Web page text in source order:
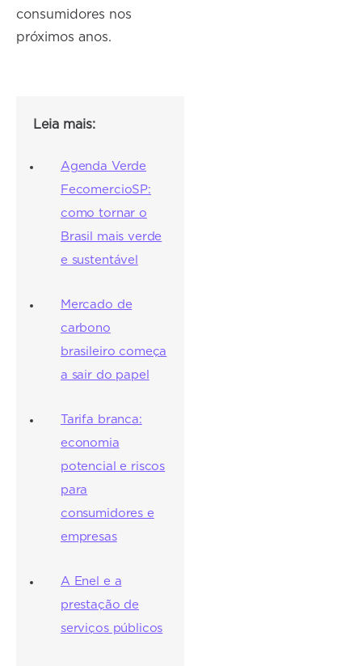
consumidores nos
próximos anos.
Leia mais:
Agenda Verde
FecomercioSP:
como tornar o
Brasil mais verde
e sustentável
Mercado de
carbono
brasileiro começa
a sair do papel
Tarifa branca:
economia
potencial e riscos
para
consumidores e
empresas
A Enel e a
prestação de
serviços públicos